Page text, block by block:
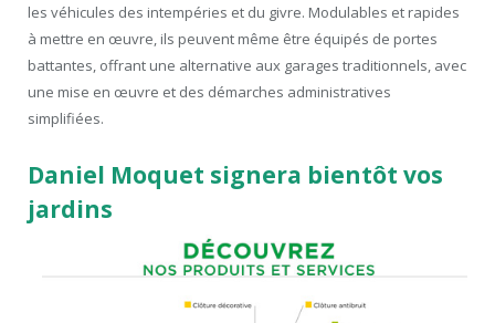
les véhicules des intempéries et du givre. Modulables et rapides
à mettre en œuvre, ils peuvent même être équipés de portes
battantes, offrant une alternative aux garages traditionnels, avec
une mise en œuvre et des démarches administratives
simplifiées.
Daniel Moquet signera bientôt vos
jardins